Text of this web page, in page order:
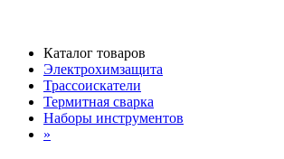
Каталог товаров
Электрохимзащита
Трассоискатели
Термитная сварка
Наборы инструментов
»